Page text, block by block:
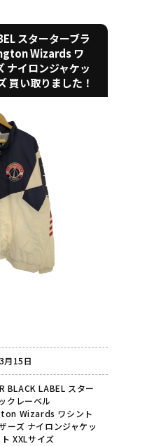
スターターブラ
Wizards ワ
ナイロンジャケッ
買い取りました！
月15日
BLACK LABEL スター
クレーベル
Wizards ワシント
ーズ ナイロンジャケッ
XXLサイズ